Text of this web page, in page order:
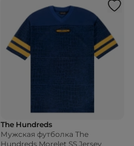
The Hundreds
Мужская футболка The
Hundreds Morelet SS Jersey